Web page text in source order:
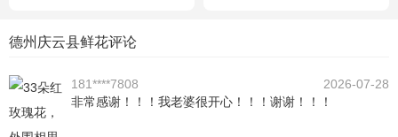
德州庆云县鲜花评论
181****7808
2026-07-28
非常感谢！！！我老婆很开心！！！谢谢！！！